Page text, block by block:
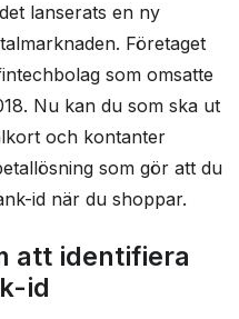
lanserats en ny
Företaget
som omsatte
Nu kan du som ska ut
och kontanter
som gör att du
id när du shoppar.
att identifiera
id